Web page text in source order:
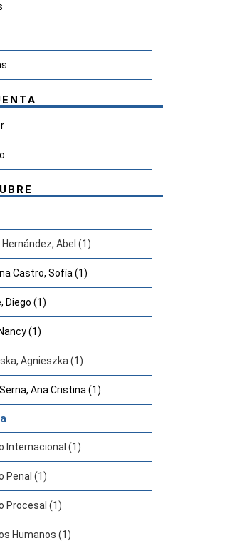
Hernández, Abel (1)
Castro, Sofía (1)
Diego (1)
(1)
Agnieszka (1)
Ana Cristina (1)
Internacional (1)
Penal (1)
Procesal (1)
Humanos (1)